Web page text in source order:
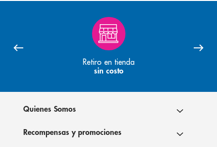
Retiro en tienda
sin costo
Quienes Somos
Recompensas y promociones